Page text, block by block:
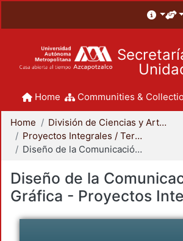
Home Communities &
Home
División de Ciencias y Artes para el Diseño
Proyectos Integrales / Terminales - Licenciatura
Diseño de la Comunicación Gráfica - Proyectos Integrales
Diseño de la
Gráfica - Proyectos